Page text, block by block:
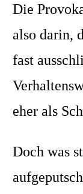
Die
also darin,
fast
eher als
Doch was